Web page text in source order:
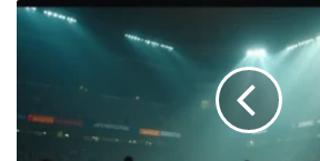
Os
programas
mais